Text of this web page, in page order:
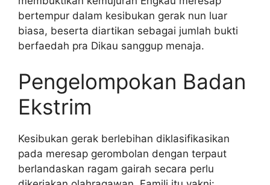
bertempur dalam kesibukan gerak nun luar
biasa, beserta diartikan sebagai jumlah bukti
berfaedah pra Dikau sanggup menaja.
Pengelompokan Badan
Ekstrim
Kesibukan gerak berlebihan diklasifikasikan
pada meresap gerombolan dengan terpaut
berlandaskan ragam gairah secara perlu